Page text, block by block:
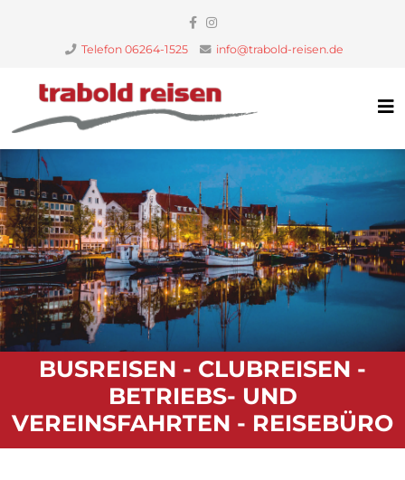
Telefon 06264-1525 info@trabold-reisen.de
BUSREISEN - CLUBREISEN -
BETRIEBS- UND
VEREINSFAHRTEN - REISEBÜRO